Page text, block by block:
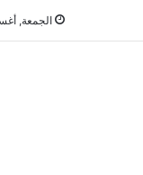
الجمعة,